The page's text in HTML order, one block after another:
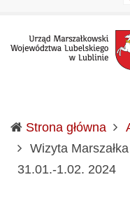
Strona główna
Wizyta
31.01.-1.02. 2024